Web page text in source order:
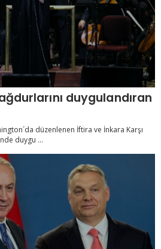
duygulandıran
düzenlenen İftira ve İnkara Karşı
duygu ...